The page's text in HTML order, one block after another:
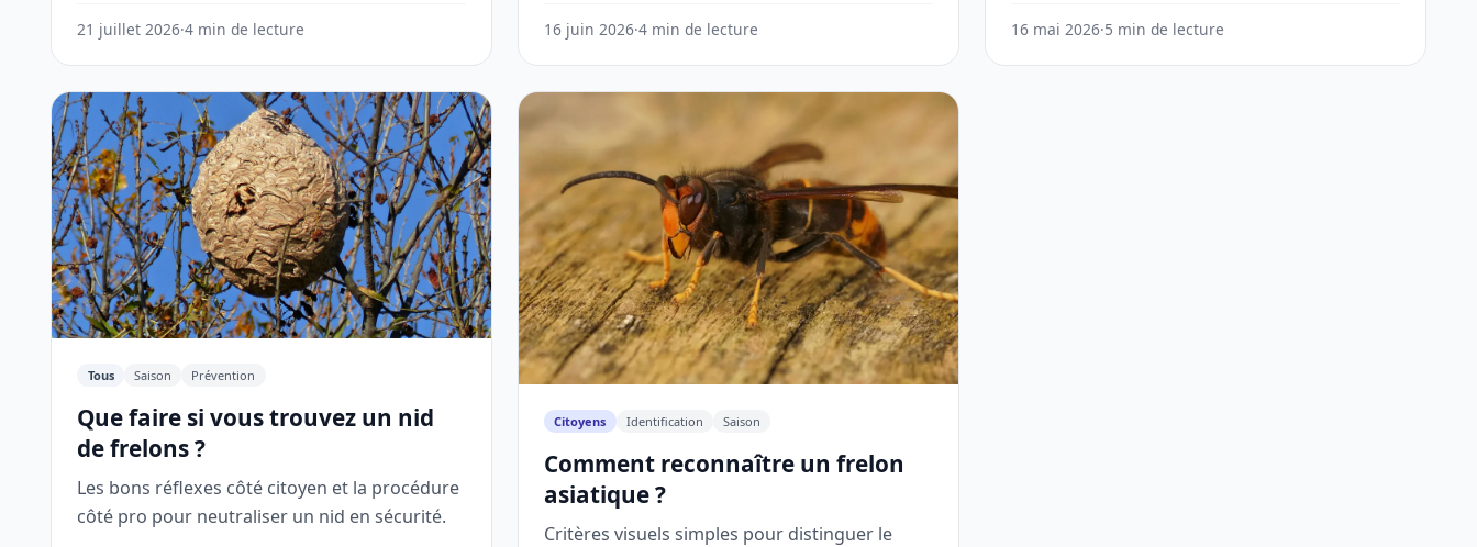
21 juillet 2026·4 min de lecture 16 juin 2026·4 min de lecture 16 mai 2026·5 min de lecture
Tous Saison Prévention
Que faire si vous trouvez un nid
de frelons ?
Les bons réflexes côté citoyen et la procédure
côté pro pour neutraliser un nid en sécurité.
Citoyens Identification Saison
Comment reconnaître un frelon
asiatique ?
Critères visuels simples pour distinguer le